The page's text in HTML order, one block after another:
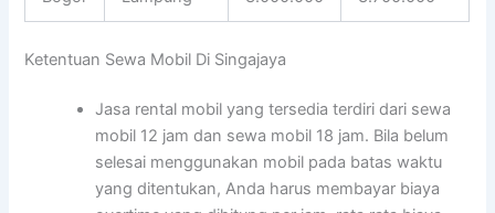
Ketentuan Sewa Mobil Di Singajaya
Jasa rental mobil yang tersedia terdiri dari sewa
mobil 12 jam dan sewa mobil 18 jam. Bila belum
selesai menggunakan mobil pada batas waktu
yang ditentukan, Anda harus membayar biaya